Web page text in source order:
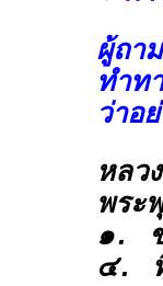
ผู้ถา
ทำท
ว่าอ
หลว
พระ
๑. ช
๔. ทิ้